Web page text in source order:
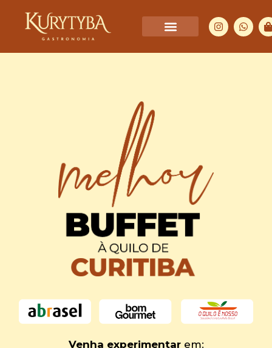
Venha experimentarem: